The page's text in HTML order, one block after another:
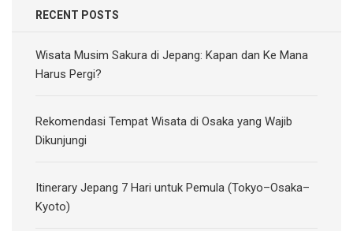
RECENT POSTS
Wisata Musim Sakura di Jepang: Kapan dan Ke Mana
Harus Pergi?
Rekomendasi Tempat Wisata di Osaka yang Wajib
Dikunjungi
Itinerary Jepang 7 Hari untuk Pemula (Tokyo–Osaka–
Kyoto)